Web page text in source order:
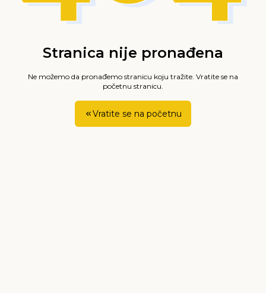
Stranica nije pronađena
Ne možemo da pronađemo stranicu koju tražite. Vratite se na
početnu stranicu.
Vratite se na početnu